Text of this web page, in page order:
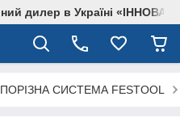
дилер в Україні
СИСТЕМА FESTOOL